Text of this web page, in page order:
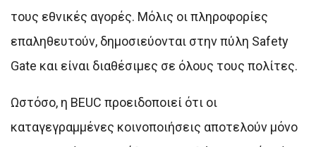
τους εθνικές αγορές. Μόλις οι πληροφορίες
επαληθευτούν, δημοσιεύονται στην πύλη Safety
Gate και είναι διαθέσιμες σε όλους τους πολίτες.
Ωστόσο, η BEUC προειδοποιεί ότι οι
καταγεγραμμένες κοινοποιήσεις αποτελούν μόνο